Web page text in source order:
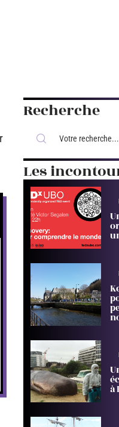
Recherche
Les
à